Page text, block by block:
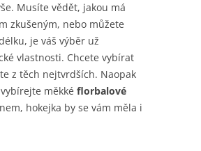
Musíte vědět, jakou má
zkušeným, nebo můžete
je váš výběr už
vlastnosti. Chcete vybírat
z těch nejtvrdších. Naopak
měkké florbalové
hokejka by se vám měla i